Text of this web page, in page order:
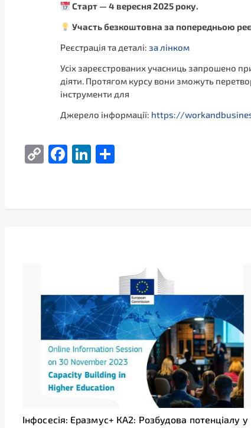
Старт — 4 вересня 2025 року.
Участь безкоштовна за попередньою
Реєстрація та деталі: за лінком
Усіх зареєстрованих учасниць запрошено
діяти. Протягом курсу вони зможуть
інструменти для
Джерело інформації: https://
CopyFacebook
LinkedIn
Інфосесія: Еразмус+ КА2: Розбудова потенціалу у